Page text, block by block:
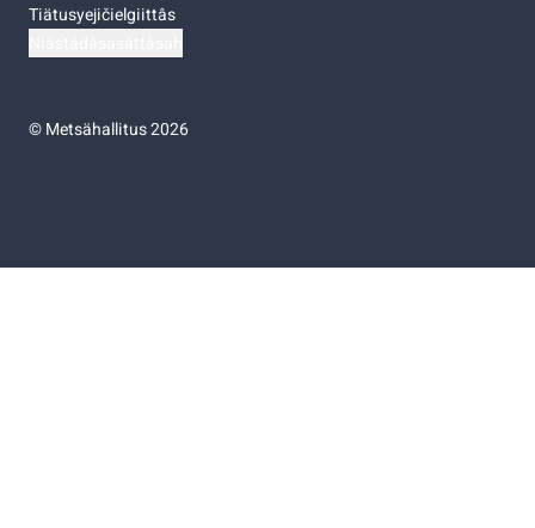
Tiätusyejičielgiittâs
©Metsähallitus 2026